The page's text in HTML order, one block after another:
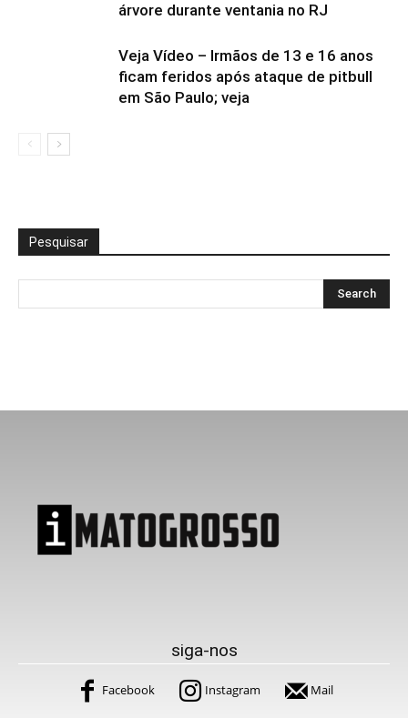
árvore durante ventania no RJ
Veja Vídeo – Irmãos de 13 e 16 anos
ficam feridos após ataque de pitbull
em São Paulo; veja
Pesquisar
siga-nos
Facebook Instagram Mail